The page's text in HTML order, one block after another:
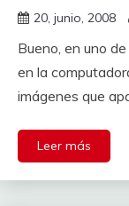
20, junio, 2008
Bueno, en uno
en la
imágenes que
Leer más